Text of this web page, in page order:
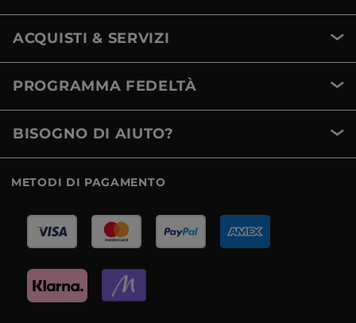
ACQUISTI & SERVIZI
PROGRAMMA FEDELTÀ
BISOGNO DI AIUTO?
METODI DI PAGAMENTO